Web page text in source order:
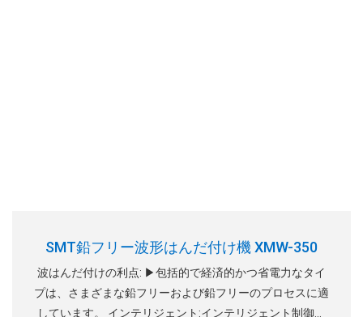
SMT鉛フリー波形はんだ付け機 XMW-350
波はんだ付けの利点: ▶包括的で経済的かつ省電力なタイ
プは、さまざまな鉛フリーおよび鉛フリーのプロセスに適
しています。 インテリジェント:インテリジェント制御ソ